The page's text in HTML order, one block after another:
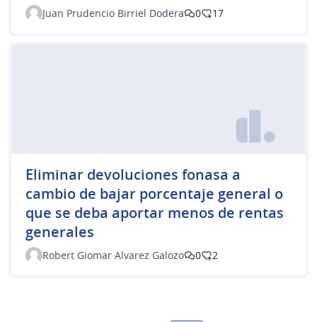
Juan Prudencio Birriel Dodera 0 17
Eliminar devoluciones fonasa a
cambio de bajar porcentaje general o
que se deba aportar menos de rentas
generales
Robert Giomar Alvarez Galozo 0 2